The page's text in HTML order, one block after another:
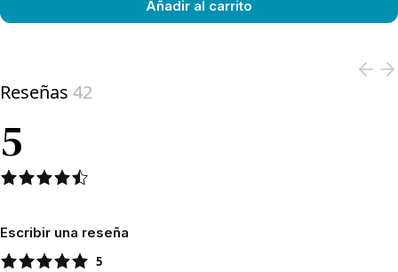
Añadir al carrito
Reseñas 42
5
Escribir una reseña
5